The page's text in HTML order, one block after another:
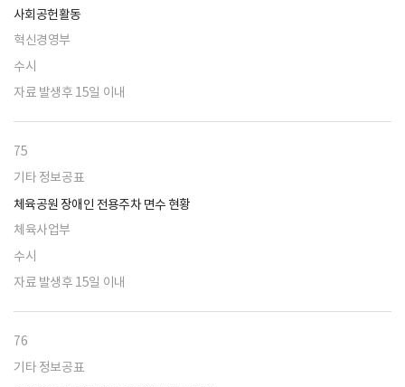
사회공헌활동
혁신경영부
수시
자료 발생후 15일 이내
75
기타 정보공표
체육공원 장애인 전용주차 면수 현황
체육사업부
수시
자료 발생후 15일 이내
76
기타 정보공표